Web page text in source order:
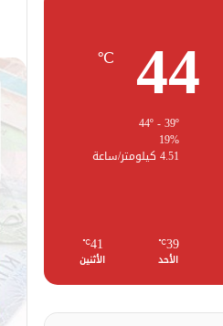
44
℃
44º - 39º
19%
4.51 كيلومتر/ساعة
39
℃
الأحد
41
℃
الأثنين